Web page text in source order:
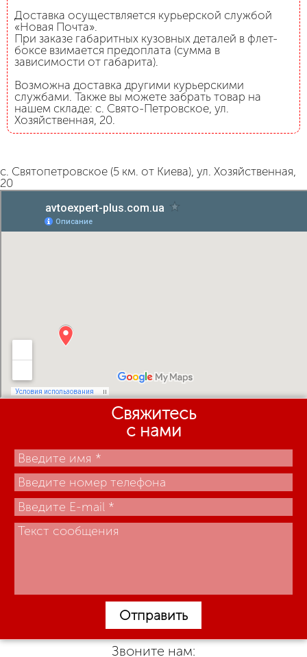
Доставка осуществляется курьерской службой
«Новая Почта».
При заказе габаритных кузовных деталей в флет-
боксе взимается предоплата (сумма в
зависимости от габарита).
Возможна доставка другими курьерскими
службами. Также вы можете забрать товар на
нашем складе: с. Свято-Петровское, ул.
Хозяйственная, 20.
с. Святопетровское (5 км. от Киева), ул. Хозяйственная,
20
Свяжитесь
с нами
Отправить
Звоните нам: